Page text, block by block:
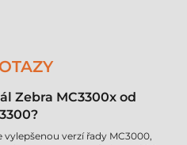
Zebra MC3300x od
verzí řady MC3000,